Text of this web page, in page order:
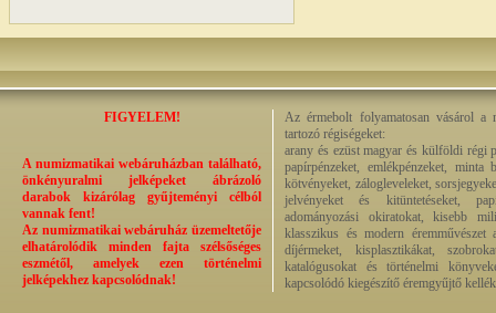
FIGYELEM!
A numizmatikai webáruházban található,
önkényuralmi jelképeket ábrázoló
darabok kizárólag gyűjteményi célból
vannak fent!
Az numizmatikai webáruház üzemeltetője
elhatárolódik minden fajta szélsőséges
eszmétől, amelyek ezen történelmi
jelképekhez kapcsolódnak!
Az érmebolt folyamatosan vásárol a
tartozó régiségeket:
arany és ezüst magyar és külföldi régi
papírpénzeket, emlékpénzeket, minta
kötvényeket, zálogleveleket,
jelvényeket és kitüntetéseket,
adományozási okiratokat, kisebb
klasszikus és modern éremművészet
díjérmeket, kisplasztikákat,
katalógusokat és történelmi
kapcsolódó kiegészítő éremgyűjtő